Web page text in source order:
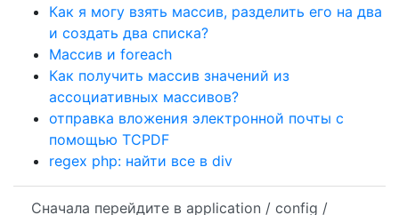
Как я могу взять массив, разделить его на два
и создать два списка?
Массив и foreach
Как получить массив значений из
ассоциативных массивов?
отправка вложения электронной почты с
помощью TCPDF
regex php: найти все в div
Сначала перейдите в application / config /